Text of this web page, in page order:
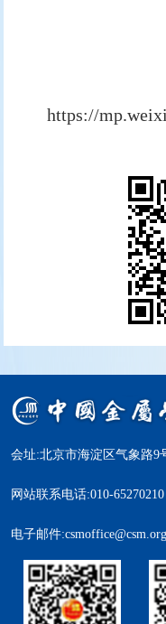
https://
会址:北京市海淀区气象路9
网站联系电话:010-65270210
电子邮件